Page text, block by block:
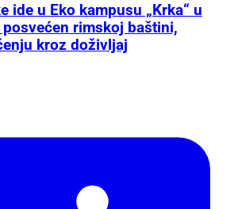
ide u Eko kampusu „Krka“ u
posvećen rimskoj baštini,
kroz doživljaj